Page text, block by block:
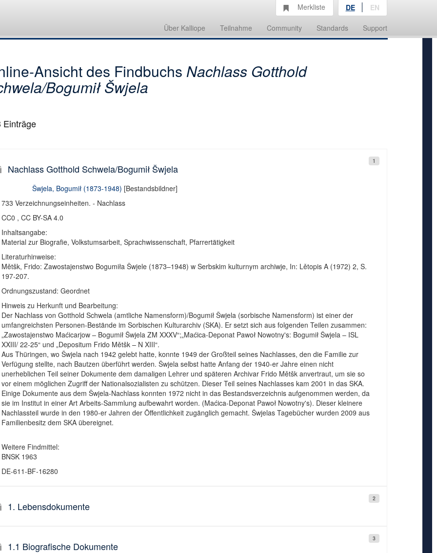
Über Kalliope Teilnahme Community Standards Support
Merkliste DE EN
Ansicht des Findbuchs Nachlass Gotthold
Bogumił Šwjela
Einträge
1
Nachlass Gotthold Schwela/Bogumił Šwjela
Šwjela, Bogumił (1873-1948) [Bestandsbildner]
733 Verzeichnungseinheiten. - Nachlass
CC0 , CC BY-SA 4.0
Inhaltsangabe:
Material zur Biografie, Volkstumsarbeit, Sprachwissenschaft, Pfarrertätigkeit
Literaturhinweise:
Mětšk, Frido: Zawostajenstwo Bogumiła Šwjele (1873–1948) w Serbskim kulturnym archiwje, In: Lětopis A (1972) 2, S.
197-207.
Ordnungszustand: Geordnet
Hinweis zu Herkunft und Bearbeitung:
Der Nachlass von Gotthold Schwela (amtliche Namensform)/Bogumił Šwjela (sorbische Namensform) ist einer der
umfangreichsten Personen-Bestände im Sorbischen Kulturarchiv (SKA). Er setzt sich aus folgenden Teilen zusammen:
„Zawostajenstwo Maćicarjow – Bogumił Šwjela ZM XXXV“;„Maćica-Deponat Pawoł Nowotny's: Bogumił Šwjela – ISL
XXIII/ 22-25“ und „Depositum Frido Mětšk – N XIII“.
Aus Thüringen, wo Šwjela nach 1942 gelebt hatte, konnte 1949 der Großteil seines Nachlasses, den die Familie zur
Verfügung stellte, nach Bautzen überführt werden. Šwjela selbst hatte Anfang der 1940-er Jahre einen nicht
unerheblichen Teil seiner Dokumente dem damaligen Lehrer und späteren Archivar Frido Mětšk anvertraut, um sie so
vor einem möglichen Zugriff der Nationalsozialisten zu schützen. Dieser Teil seines Nachlasses kam 2001 in das SKA.
Einige Dokumente aus dem Šwjela-Nachlass konnten 1972 nicht in das Bestandsverzeichnis aufgenommen werden, da
sie im Institut in einer Art Arbeits-Sammlung aufbewahrt worden. (Maćica-Deponat Pawoł Nowotny's). Dieser kleinere
Nachlassteil wurde in den 1980-er Jahren der Öffentlichkeit zugänglich gemacht. Šwjelas Tagebücher wurden 2009 aus
Familienbesitz dem SKA übereignet.
Weitere Findmittel:
BNSK 1963
DE-611-BF-16280
2
1. Lebensdokumente
3
1.1 Biografische Dokumente